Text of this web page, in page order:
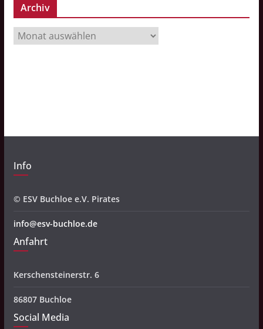
Archiv
r
Info
© ESV Buchloe e.V. Pirates
info@esv-buchloe.de
Anfahrt
Kerschensteinerstr. 6
86807 Buchloe
Social Media